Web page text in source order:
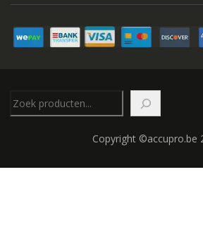
Copyright ©accupro.be